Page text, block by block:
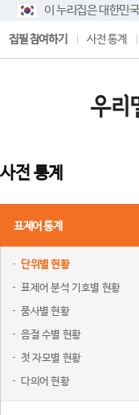
이 누리집은 대한민
집필 참여하기 사전 통계
사전 통계
표제어 통계
단위별 현황
표제어 분석 기호별 현황
품사별 현황
음절 수별 현황
첫 자모별 현황
다의어 현황